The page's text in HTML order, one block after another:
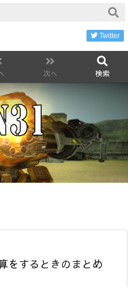
次へ 検索
Twitter
をするときのまとめ